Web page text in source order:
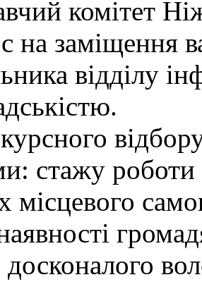
комітет
на заміщення
відділу
стажу
місцевого
досконалого